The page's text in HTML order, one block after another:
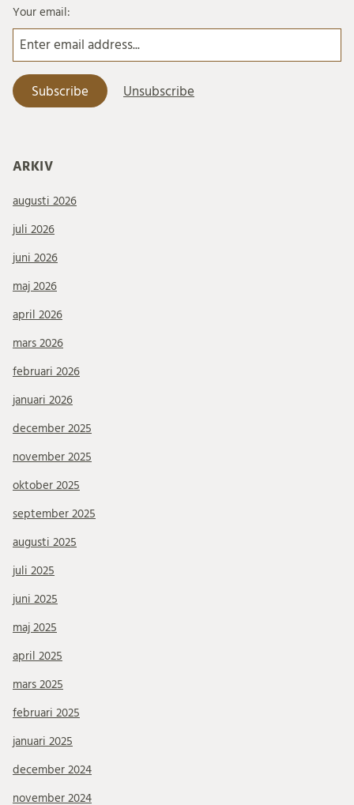
Your email:
ARKIV
augusti 2026
juli 2026
juni 2026
maj 2026
april 2026
mars 2026
februari 2026
januari 2026
december 2025
november 2025
oktober 2025
september 2025
augusti 2025
juli 2025
juni 2025
maj 2025
april 2025
mars 2025
februari 2025
januari 2025
december 2024
november 2024